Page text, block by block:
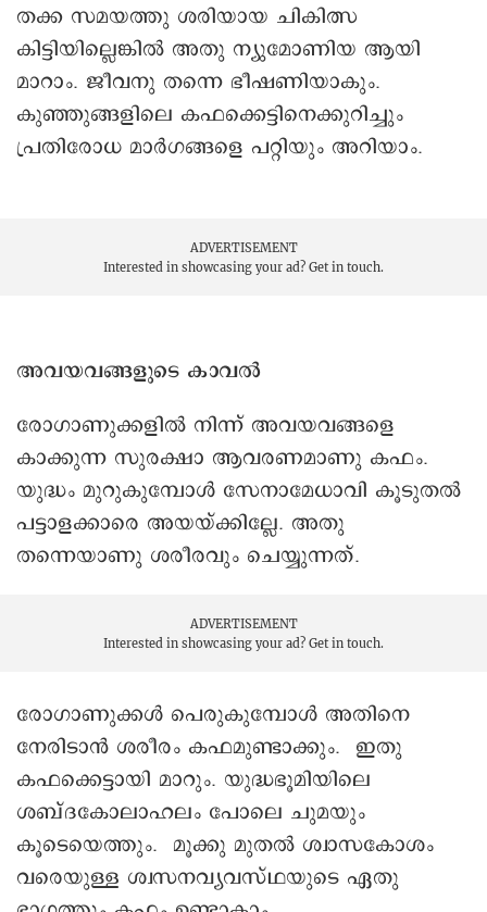
തക്ക സമയത്തു ശരിയായ ചികിത്സ
കിട്ടിയില്ലെങ്കിൽ അതു ന്യുമോണിയ ആയി
മാറാം. ജീവനു തന്നെ ഭീഷണിയാകും.
കുഞ്ഞുങ്ങളിലെ കഫക്കെട്ടിനെക്കുറിച്ചും
പ്രതിരോധ മാർഗങ്ങളെ പറ്റിയും അറിയാം.
ADVERTISEMENT
Interested in showcasing your ad? Get in touch.
അവയവങ്ങളുടെ കാവൽ
രോഗാണുക്കളിൽ നിന്ന് അവയവങ്ങളെ
കാക്കുന്ന സുരക്ഷാ ആവരണമാണു കഫം.
യുദ്ധം മുറുകുമ്പോൾ സേനാമേധാവി കൂടുതൽ
പട്ടാളക്കാരെ അയയ്ക്കില്ലേ. അതു
തന്നെയാണു ശരീരവും ചെയ്യുന്നത്.
ADVERTISEMENT
Interested in showcasing your ad? Get in touch.
രോഗാണുക്കൾ പെരുകുമ്പോൾ അതിനെ
നേരിടാൻ ശരീരം കഫമുണ്ടാക്കും. ഇതു
കഫക്കെട്ടായി മാറും. യുദ്ധഭൂമിയിലെ
ശബ്ദകോലാഹലം പോലെ ചുമയും
കൂടെയെത്തും. മൂക്കു മുതൽ ശ്വാസകോശം
വരെയുള്ള ശ്വസനവ്യവസ്‌ഥയുടെ ഏതു